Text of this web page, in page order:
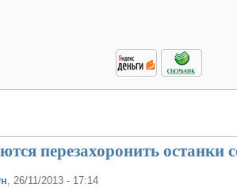
перезахоронить останки
, 26/11/2013 - 17:14